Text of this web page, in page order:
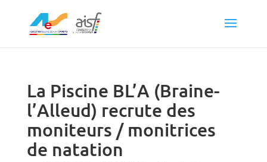
La Piscine BL’A (Braine-
l’Alleud) recrute des
moniteurs / monitrices
de natation